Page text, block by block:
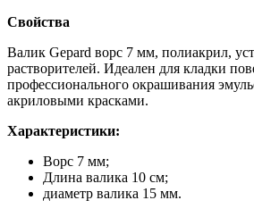
Свойства
Валик Gepard ворс 7 мм, полиакрил,
растворителей. Идеален для кладки
профессионального окрашивания
акриловыми красками.
Характеристики:
Ворс 7 мм;
Длина валика 10 см;
диаметр валика 15 мм.